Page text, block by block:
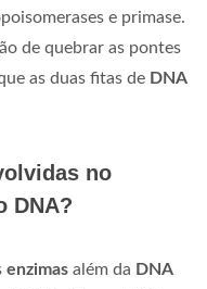
e primase.
de quebrar as pontes
as duas fitas de DNA
no
DNA?
enzimas além da DNA